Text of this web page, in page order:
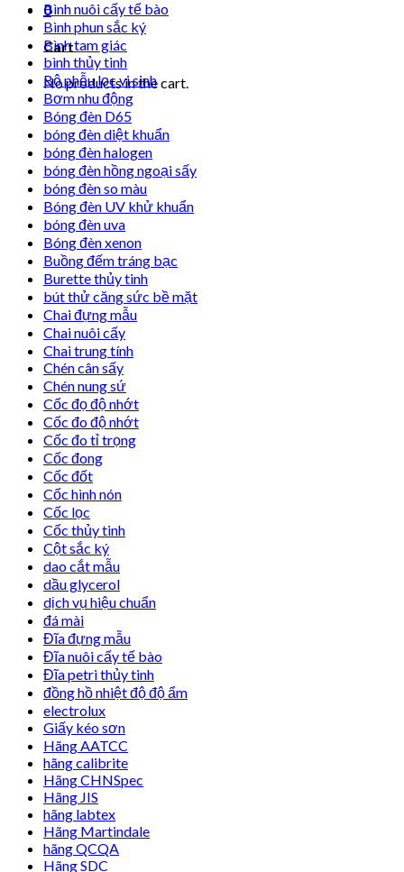
0
Cart
No products in the cart.
Bình nuôi cấy tế bào
Bình phun sắc ký
Bình tam giác
bình thủy tinh
Bộ phễu lọc vi sinh
Bơm nhu động
Bóng đèn D65
bóng đèn diệt khuẩn
bóng đèn halogen
bóng đèn hồng ngoại sấy
bóng đèn so màu
Bóng đèn UV khử khuẩn
bóng đèn uva
Bóng đèn xenon
Buồng đếm tráng bạc
Burette thủy tinh
bút thử căng sức bề mặt
Chai đựng mẫu
Chai nuôi cấy
Chai trung tính
Chén cân sấy
Chén nung sứ
Cốc đọ độ nhớt
Cốc đo độ nhớt
Cốc đo tỉ trọng
Cốc đong
Cốc đốt
Cốc hình nón
Cốc lọc
Cốc thủy tinh
Cột sắc ký
dao cắt mẫu
dầu glycerol
dịch vụ hiệu chuẩn
đá mài
Đĩa đựng mẫu
Đĩa nuôi cấy tế bào
Đĩa petri thủy tinh
đồng hồ nhiệt độ độ ẩm
electrolux
Giấy kéo sơn
Hãng AATCC
hãng calibrite
Hãng CHNSpec
Hãng JIS
hãng labtex
Hãng Martindale
hãng QCQA
Hãng SDC